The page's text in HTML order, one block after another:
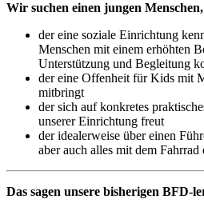
Wir suchen einen jungen Menschen,
der eine soziale Einrichtung
Menschen mit einem erhöhten
Unterstützung und Begleitung
der eine Offenheit für Kids mit
mitbringt
der sich auf konkretes
unserer Einrichtung freut
der idealerweise über einen
aber auch alles mit dem Fahrrad
Das sagen unsere bisherigen BFD-